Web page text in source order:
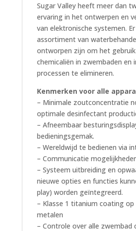
Sugar Valley heeft meer dan
ervaring in het ontwerpen en
van elektronische systemen.
assortiment van
ontworpen zijn om het
chemicaliën in zwembaden en
processen te elimineren.
Kenmerken voor alle
– Minimale zoutconcentratie
optimale desinfectant
– Afneembaar
bedieningsgemak.
– Wereldwijd te bedienen via
– Communicatie
– Systeem uitbreiding en
nieuwe opties en functies
play) worden geïntegreerd.
– Klasse 1 titanium coating op
metalen
– Controle over alle zwembad